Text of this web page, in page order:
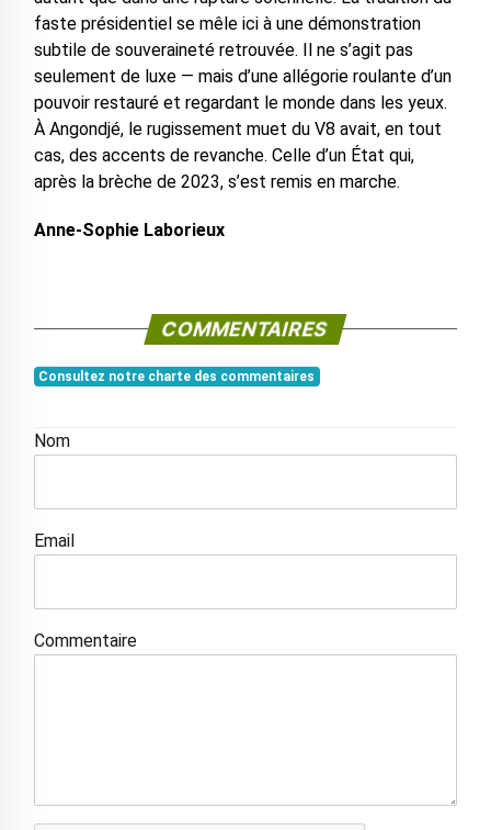
faste présidentiel se mêle ici à une démonstration
subtile de souveraineté retrouvée. Il ne s’agit pas
seulement de luxe — mais d’une allégorie roulante d’un
pouvoir restauré et regardant le monde dans les yeux.
À Angondjé, le rugissement muet du V8 avait, en tout
cas, des accents de revanche. Celle d’un État qui,
après la brèche de 2023, s’est remis en marche.
Anne-Sophie Laborieux
COMMENTAIRES
Consultez notre charte des commentaires
Nom
Email
Commentaire